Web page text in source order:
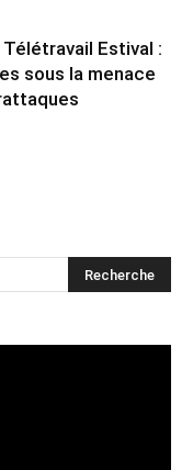
Estival :
sous la menace